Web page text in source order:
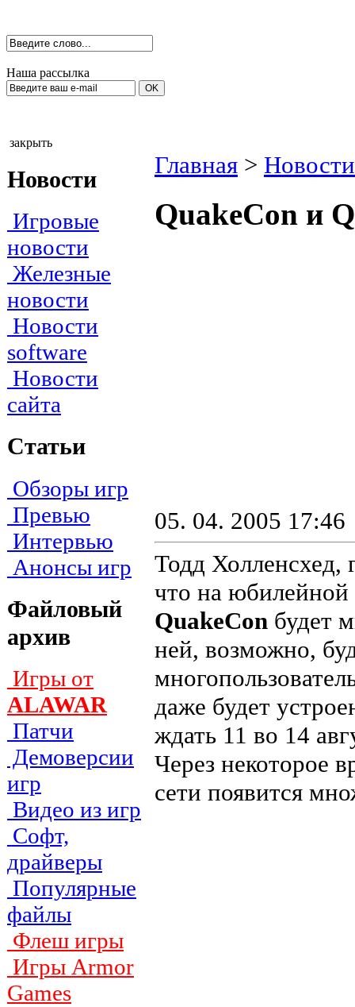
Наша рассылка
закрыть
Новости
Игровые
новости
Железные
новости
Новости
software
Новости
сайта
Статьи
Обзоры игр
Превью
Интервью
Анонсы игр
Файловый
архив
Игры от
ALAWAR
Патчи
Демоверсии
игр
Видео из игр
Софт,
драйверы
Популярные
файлы
Флеш игры
Игры Armor
Games
Главная >
QuakeCon и
05. 04. 2005 17:46
Тодд
что на юбилейной
QuakeCon будет
ней, возможно,
даже будет
ждать 11 во 14
Через некоторое
сети появится